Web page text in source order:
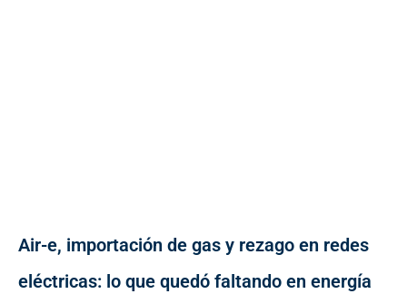
Air-e, importación de gas y rezago en redes
eléctricas: lo que quedó faltando en energía